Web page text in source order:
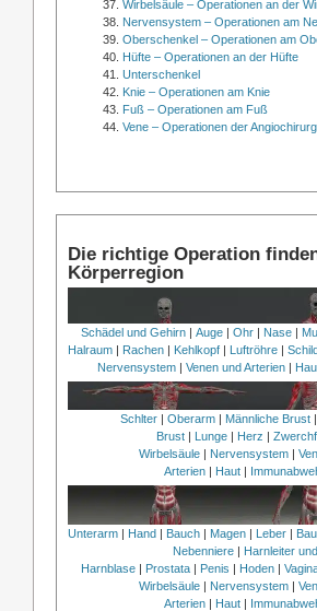
Wirbelsäule – Operationen an der
Nervensystem – Operationen am
Oberschenkel – Operationen am
Hüfte – Operationen an der Hüfte
Unterschenkel
Knie – Operationen am Knie
Fuß – Operationen am Fuß
Vene – Operationen der
Die richtige Operation
Körperregion
Schädel und Gehirn| Auge| Ohr| Nase|
Halraum
Rachen Kehlkopf Luftröhre
Nervensystem
Venen und Arterien
Schlter| Oberarm| Männliche Brust|
Brust| Lunge| Herz |
Wirbelsäule | Nervensystem |
Arterien | Haut |
Unterarm | Hand | Bauch | Magen | Leber |
Nebenniere| Harnleiter und
Harnblase| Prostata| Penis | Hoden|
Wirbelsäule | Nervensystem |
Arterien | Haut |